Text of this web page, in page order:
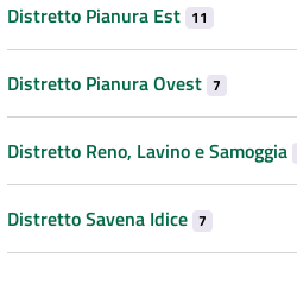
Distretto Pianura Est 11
Distretto Pianura Ovest 7
Distretto Reno, Lavino e Samoggia
Distretto Savena Idice 7